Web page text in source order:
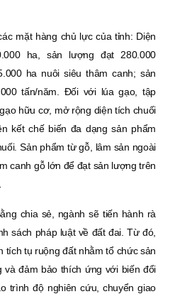
mặt hàng chủ lực của tỉnh: Diện
ha, sản lượng đạt 280.000
ha nuôi siêu thâm canh; sản
tấn/năm. Ðối với lúa gạo, tập
hữu cơ, mở rộng diện tích chuối
kết chế biến đa dạng sản phẩm
Sản phẩm từ gỗ, lâm sản ngoài
canh gỗ lớn để đạt sản lượng trên
chia sẻ, ngành sẽ tiến hành rà
sách pháp luật về đất đai. Từ đó,
tích tụ ruộng đất nhằm tổ chức sản
và đảm bảo thích ứng với biến đổi
trình độ nghiên cứu, chuyển giao